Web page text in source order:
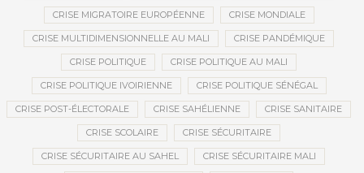
CRISE MIGRATOIRE EUROPÉENNE CRISE MONDIALE
CRISE MULTIDIMENSIONNELLE AU MALI CRISE PANDÉMIQUE
CRISE POLITIQUE CRISE POLITIQUE AU MALI
CRISE POLITIQUE IVOIRIENNE CRISE POLITIQUE SÉNÉGAL
CRISE POST-ÉLECTORALE CRISE SAHÉLIENNE CRISE SANITAIRE
CRISE SCOLAIRE CRISE SÉCURITAIRE
CRISE SÉCURITAIRE AU SAHEL CRISE SÉCURITAIRE MALI